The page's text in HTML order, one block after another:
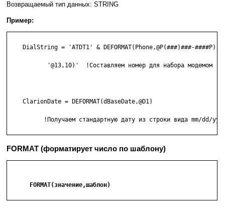
Возвращаемый тип данных: STRING
Пример:
DialString = 'ATDT1' & DEFORMAT(Phone,@P(###)###-####P) &
           '@13,10)'  !Составляем номер для набора модемом
    ClarionDate = DEFORMAT(dBaseDate,@D1)
          !Получаем стандартную дату из строки вида mm/dd/yy
FORMAT (форматирует число по шаблону)
      FORMAT(значение,шаблон)